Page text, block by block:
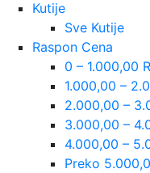
Kutije
Sve Kutije
Raspon Cena
0 – 1.000,00
1.000,00 –
2.000,00 –
3.000,00 –
4.000,00 –
Preko